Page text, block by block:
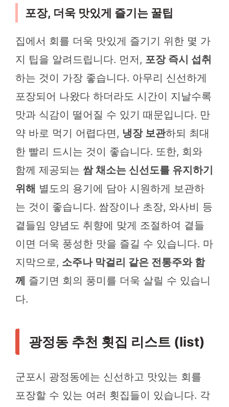
포장, 더욱 맛있게 즐기는 꿀팁
집에서 회를 더욱 맛있게 즐기기 위한 몇 가
지 팁을 알려드립니다. 먼저, 포장 즉시 섭취
하는 것이 가장 좋습니다. 아무리 신선하게
포장되어 나왔다 하더라도 시간이 지날수록
맛과 식감이 떨어질 수 있기 때문입니다. 만
약 바로 먹기 어렵다면, 냉장 보관하되 최대
한 빨리 드시는 것이 좋습니다. 또한, 회와
함께 제공되는 쌈 채소는 신선도를 유지하기
위해 별도의 용기에 담아 시원하게 보관하
는 것이 좋습니다. 쌈장이나 초장, 와사비 등
곁들임 양념도 취향에 맞게 조절하여 곁들
이면 더욱 풍성한 맛을 즐길 수 있습니다. 마
지막으로, 소주나 막걸리 같은 전통주와 함
께 즐기면 회의 풍미를 더욱 살릴 수 있습니
다.
광정동 추천 횟집 리스트 (list)
군포시 광정동에는 신선하고 맛있는 회를
포장할 수 있는 여러 횟집들이 있습니다. 각